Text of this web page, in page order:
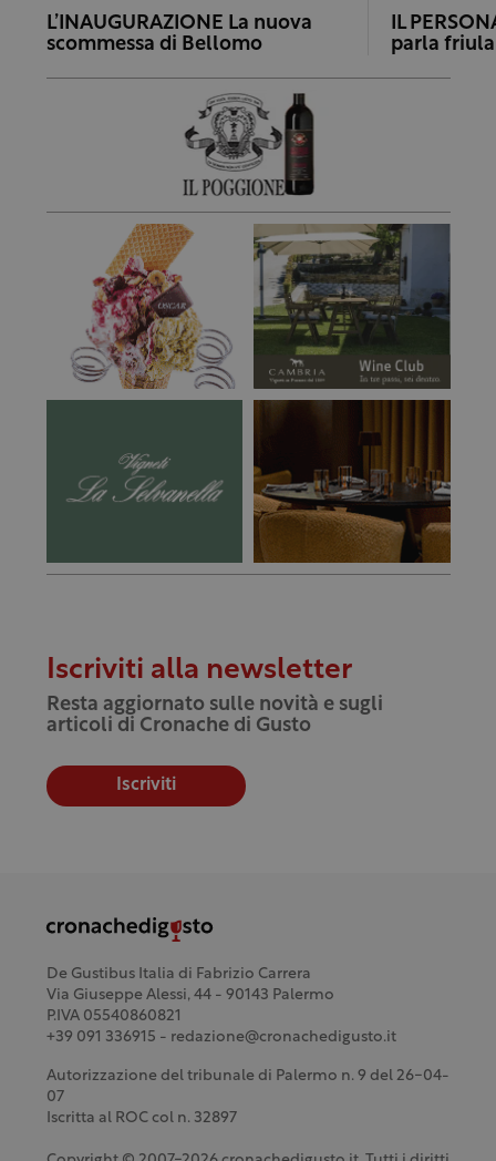
L’INAUGURAZIONE La nuova
scommessa di Bellomo
IL
parla
Iscriviti alla newsletter
Resta aggiornato sulle novità e sugli
articoli di Cronache di Gusto
Iscriviti
De Gustibus Italia di Fabrizio Carrera
Via Giuseppe Alessi, 44 - 90143 Palermo
P.IVA 05540860821
+39 091 336915 - redazione@cronachedigusto.it
Autorizzazione del tribunale di Palermo n. 9 del 26-04-
07
Iscritta al ROC col n. 32897